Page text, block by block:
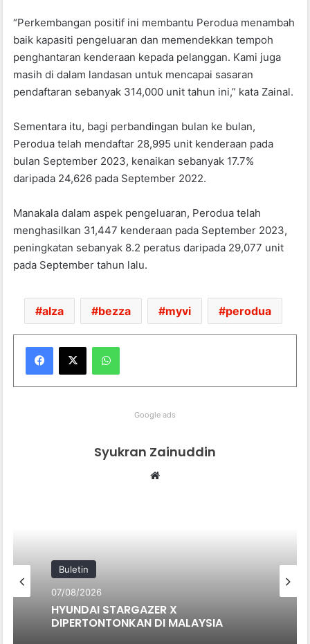
“Perkembangan positif ini membantu Perodua menambah
baik kapasiti pengeluaran dan memendekkan tempoh
penghantaran kenderaan kepada pelanggan. Kami juga
masih di dalam landasan untuk mencapai sasaran
pendaftaran sebanyak 314,000 unit tahun ini,” kata Zainal.
Sementara itu, bagi perbandingan bulan ke bulan,
Perodua telah mendaftar 28,995 unit kenderaan pada
bulan September 2023, kenaikan sebanyak 17.7%
daripada 24,626 pada September 2022.
Manakala dalam aspek pengeluaran, Perodua telah
menghasilkan 31,447 kenderaan pada September 2023,
peningkatan sebanyak 8.2 peratus daripada 29,077 unit
pada September tahun lalu.
alza bezza myvi perodua
WhatsApp
Google ads
Syukran Zainuddin
Buletin
07/08/2026
HYUNDAI STARGAZER X
DIPERTONTONKAN DI MALAYSIA